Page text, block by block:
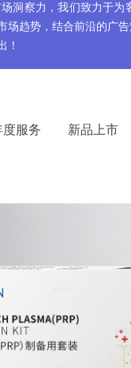
洞察力，我们致力于
场趋势，结合前沿的广
！
度服务 新品上市